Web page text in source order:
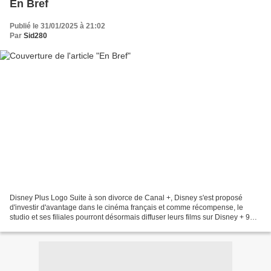
En Bref
Publié le 31/01/2025 à 21:02
Par Sid280
Disney Plus Logo Suite à son divorce de Canal +, Disney s'est proposé
d'investir d'avantage dans le cinéma français et comme récompense, le
studio et ses filiales pourront désormais diffuser leurs films sur Disney + 9